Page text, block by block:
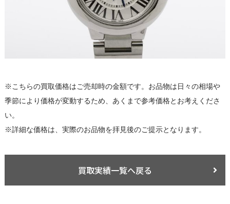
※こちらの買取価格はご売却時の金額です。お品物は日々の相場や
季節により価格が変動するため、あくまで参考価格とお考えくださ
い。
※詳細な価格は、実際のお品物を拝見後のご提示となります。
買取実績一覧へ戻る